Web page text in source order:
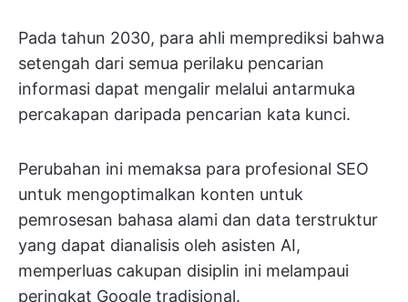
Pada tahun 2030, para ahli memprediksi bahwa
setengah dari semua perilaku pencarian
informasi dapat mengalir melalui antarmuka
percakapan daripada pencarian kata kunci.
Perubahan ini memaksa para profesional SEO
untuk mengoptimalkan konten untuk
pemrosesan bahasa alami dan data terstruktur
yang dapat dianalisis oleh asisten AI,
memperluas cakupan disiplin ini melampaui
peringkat Google tradisional.